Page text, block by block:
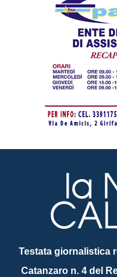
Testata giornalistica
Catanzaro n. 4 del